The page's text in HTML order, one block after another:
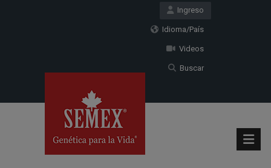
Ingreso
Idioma/País
Videos
Buscar